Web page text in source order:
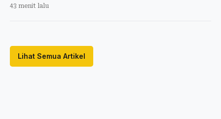
43 menit lalu
Lihat Semua Artikel